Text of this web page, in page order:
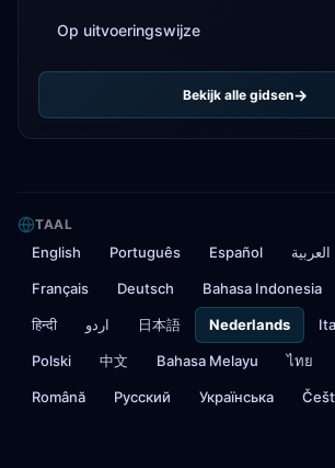
Op uitvoeringswijze
Bekijk alle gidsen
TAAL
English Português Español العربية
Français Deutsch Bahasa Indonesia
हिन्दी اردو 日本語 Nederlands
Polski 中文 Bahasa Melayu ไทย
Română Русский Українська